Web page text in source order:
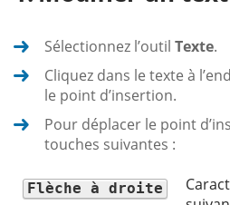
Sélectionnez l’outil Texte.
Cliquez dans le texte à
le point d’insertion.
Pour déplacer le point
touches suivantes :
Flèche à droite